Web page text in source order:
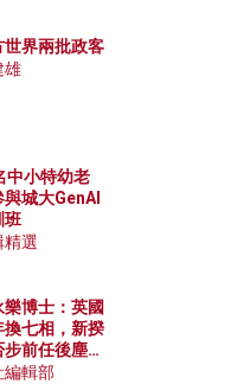
世界兩批政客
雄
中小特幼老
與城大GenAI
班
精選
樂博士：英國
換七相，新揆
前任後塵？
英國經濟為
編輯部